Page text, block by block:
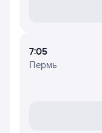
7:05
Пермь